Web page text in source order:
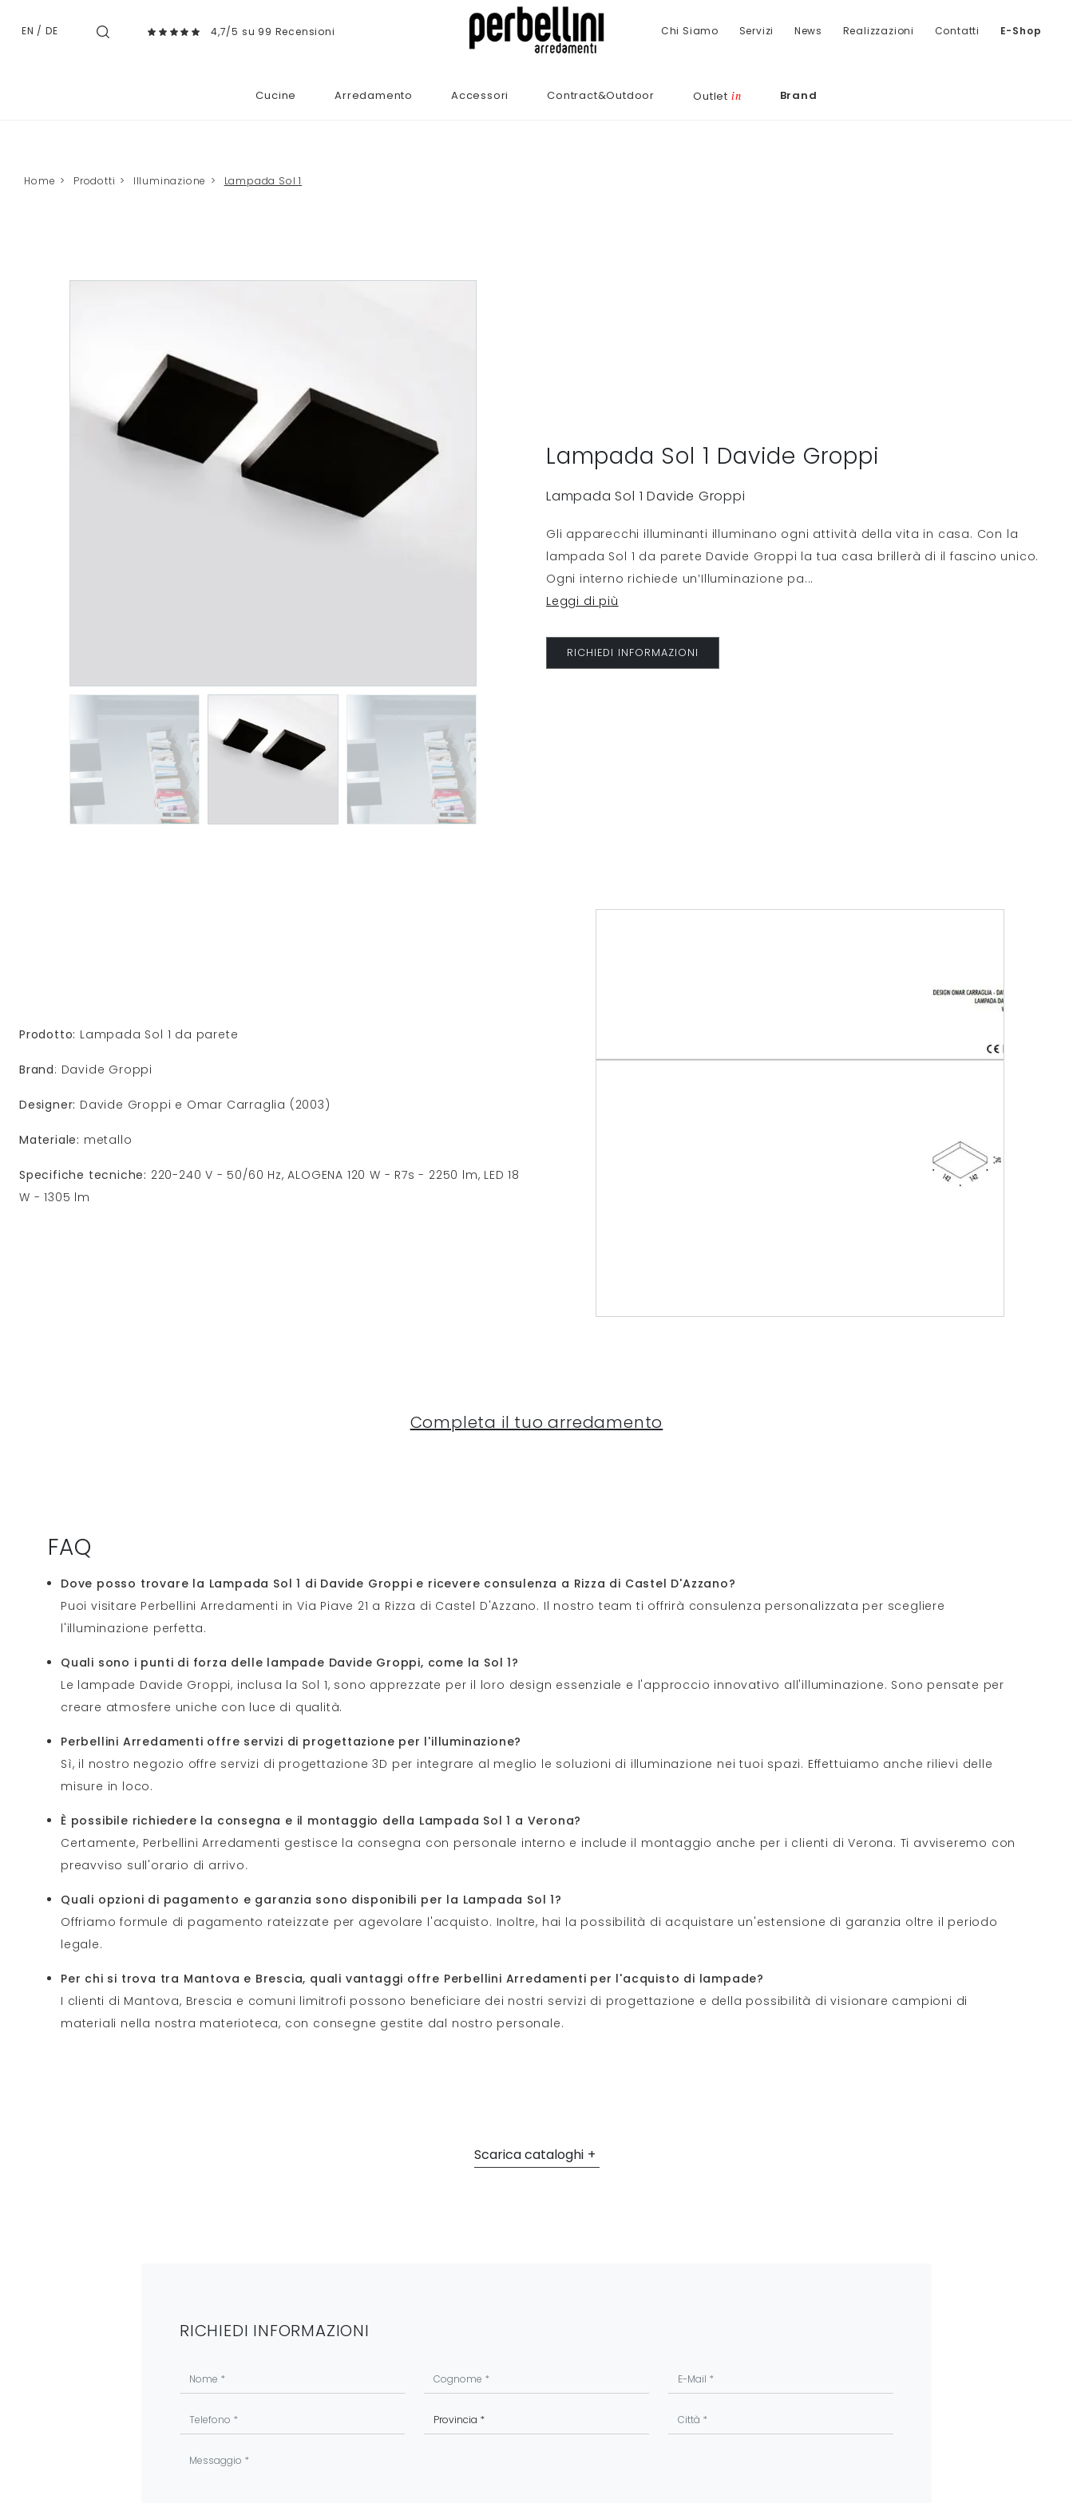
Chi Siamo Servizi News Realizzazioni Contatti E-Shop
EN / DE 4,7/5 su 99 Recensioni
Cucine Arredamento Accessori Contract&Outdoor Outlet in Brand
Home > Prodotti > Illuminazione > Lampada Sol 1
Lampada Sol 1 Davide Groppi
Lampada Sol 1 Davide Groppi
Gli apparecchi illuminanti illuminano ogni attività della vita in casa. Con la
lampada Sol 1 da parete Davide Groppi la tua casa brillerà di il fascino unico.
Ogni interno richiede un’Illuminazione pa...
Leggi di più
RICHIEDI INFORMAZIONI
Prodotto: Lampada Sol 1 da parete
Brand: Davide Groppi
Designer: Davide Groppi e Omar Carraglia (2003)
Materiale: metallo
Specifiche tecniche: 220-240 V - 50/60 Hz, ALOGENA 120 W - R7s - 2250 lm, LED 18
W - 1305 lm
Completa il tuo arredamento
FAQ
Dove posso trovare la Lampada Sol 1 di Davide Groppi e ricevere consulenza a Rizza di Castel D'Azzano?
Puoi visitare Perbellini Arredamenti in Via Piave 21 a Rizza di Castel D'Azzano. Il nostro team ti offrirà consulenza personalizzata per scegliere
l'illuminazione perfetta.
Quali sono i punti di forza delle lampade Davide Groppi, come la Sol 1?
Le lampade Davide Groppi, inclusa la Sol 1, sono apprezzate per il loro design essenziale e l'approccio innovativo all'illuminazione. Sono pensate per
creare atmosfere uniche con luce di qualità.
Perbellini Arredamenti offre servizi di progettazione per l'illuminazione?
Sì, il nostro negozio offre servizi di progettazione 3D per integrare al meglio le soluzioni di illuminazione nei tuoi spazi. Effettuiamo anche rilievi delle
misure in loco.
È possibile richiedere la consegna e il montaggio della Lampada Sol 1 a Verona?
Certamente, Perbellini Arredamenti gestisce la consegna con personale interno e include il montaggio anche per i clienti di Verona. Ti avviseremo con
preavviso sull'orario di arrivo.
Quali opzioni di pagamento e garanzia sono disponibili per la Lampada Sol 1?
Offriamo formule di pagamento rateizzate per agevolare l'acquisto. Inoltre, hai la possibilità di acquistare un'estensione di garanzia oltre il periodo
legale.
Per chi si trova tra Mantova e Brescia, quali vantaggi offre Perbellini Arredamenti per l'acquisto di lampade?
I clienti di Mantova, Brescia e comuni limitrofi possono beneficiare dei nostri servizi di progettazione e della possibilità di visionare campioni di
materiali nella nostra materioteca, con consegne gestite dal nostro personale.
Scarica cataloghi
RICHIEDI INFORMAZIONI